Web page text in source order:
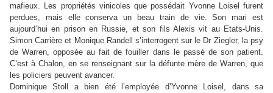
mafieux. Les propriétés vinicoles que possédait Yvonne Loisel furent
perdues, mais elle conserva un beau train de vie. Son mari est
aujourd’hui en prison en Russie, et son fils Alexis vit au Etats-Unis.
Simon Carrière et Monique Randell s’interrogent sur le Dr Ziegler, la psy
de Warren, opposée au fait de fouiller dans le passé de son patient.
C’est à Chalon, en se renseignant sur la défunte mère de Warren, que
les policiers peuvent avancer.
Dominique Stoll a bien été l’employée d’Yvonne Loisel, dans sa